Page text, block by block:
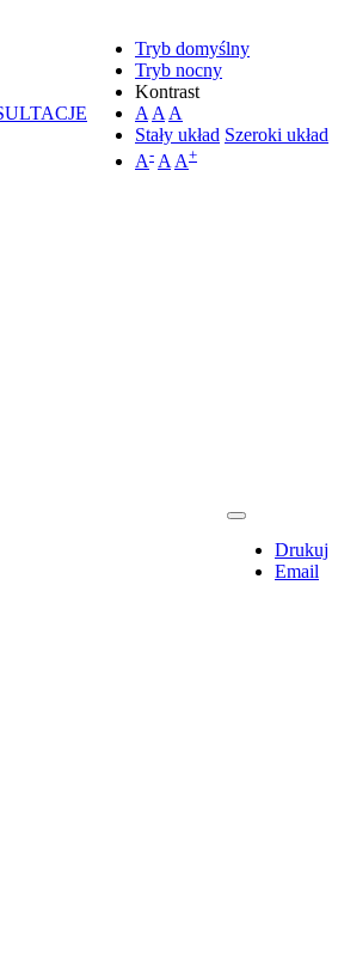
Tryb domyślny
Tryb nocny
Kontrast
A A A
Stały układ Szeroki układ
A- A A+
Drukuj
Email